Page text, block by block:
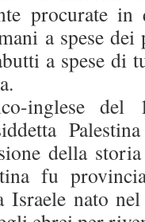
procurate
a spese dei
a spese di
inglese
della
fu
Israele nato